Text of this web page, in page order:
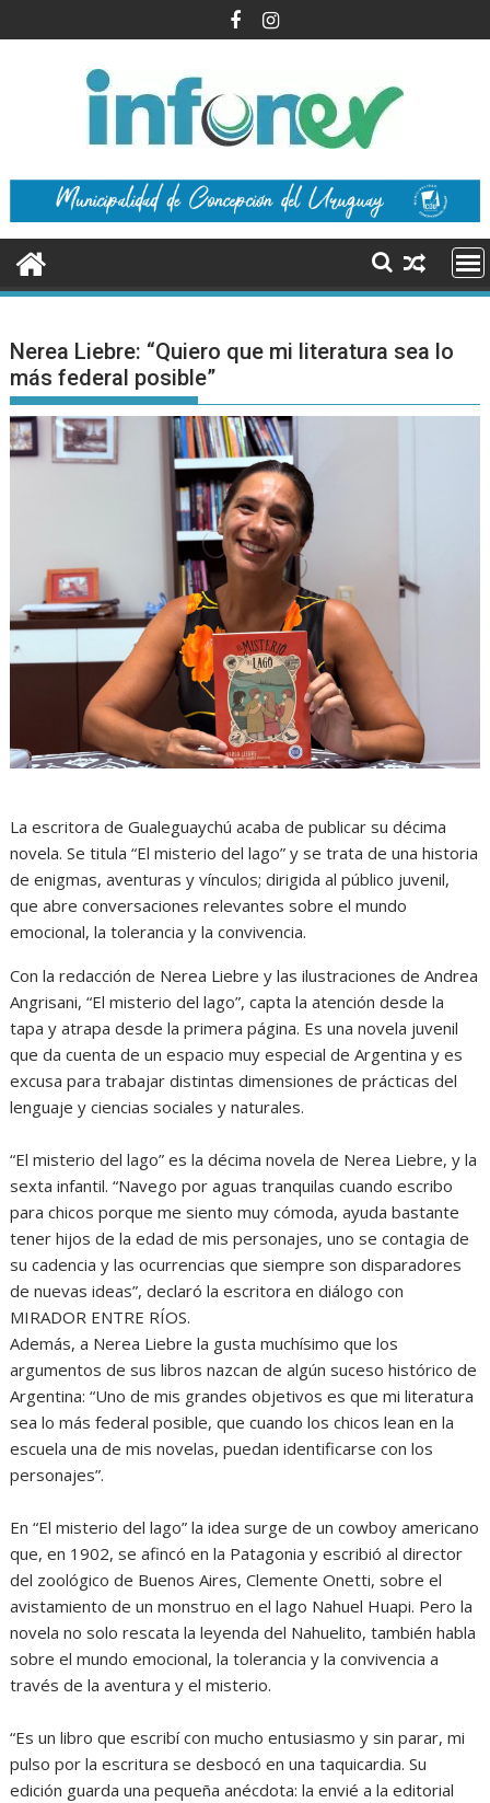
al
Nerea Liebre: “Quiero que mi literatura sea lo
más federal posible”
La escritora de Gualeguaychú acaba de publicar su décima
novela. Se titula “El misterio del lago” y se trata de una historia
de enigmas, aventuras y vínculos; dirigida al público juvenil,
que abre conversaciones relevantes sobre el mundo
emocional, la tolerancia y la convivencia.
Con la redacción de Nerea Liebre y las ilustraciones de Andrea
Angrisani, “El misterio del lago”, capta la atención desde la
tapa y atrapa desde la primera página. Es una novela juvenil
que da cuenta de un espacio muy especial de Argentina y es
excusa para trabajar distintas dimensiones de prácticas del
lenguaje y ciencias sociales y naturales.
“El misterio del lago” es la décima novela de Nerea Liebre, y la
sexta infantil. “Navego por aguas tranquilas cuando escribo
para chicos porque me siento muy cómoda, ayuda bastante
tener hijos de la edad de mis personajes, uno se contagia de
su cadencia y las ocurrencias que siempre son disparadores
de nuevas ideas”, declaró la escritora en diálogo con
MIRADOR ENTRE RÍOS.
Además, a Nerea Liebre la gusta muchísimo que los
argumentos de sus libros nazcan de algún suceso histórico de
Argentina: “Uno de mis grandes objetivos es que mi literatura
sea lo más federal posible, que cuando los chicos lean en la
escuela una de mis novelas, puedan identificarse con los
personajes”.
En “El misterio del lago” la idea surge de un cowboy americano
que, en 1902, se afincó en la Patagonia y escribió al director
del zoológico de Buenos Aires, Clemente Onetti, sobre el
avistamiento de un monstruo en el lago Nahuel Huapi. Pero la
novela no solo rescata la leyenda del Nahuelito, también habla
sobre el mundo emocional, la tolerancia y la convivencia a
través de la aventura y el misterio.
“Es un libro que escribí con mucho entusiasmo y sin parar, mi
pulso por la escritura se desbocó en una taquicardia. Su
edición guarda una pequeña anécdota: la envié a la editorial